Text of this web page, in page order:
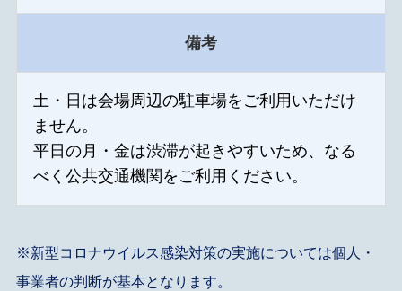
備考
土・日は会場周辺の駐車場をご利用いただけ
ません。
平日の月・金は渋滞が起きやすいため、なる
べく公共交通機関をご利用ください。
※新型コロナウイルス感染対策の実施については個人・
事業者の判断が基本となります。